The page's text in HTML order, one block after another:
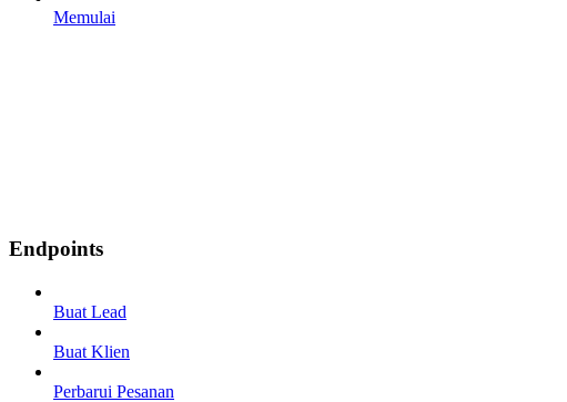
Memulai
Endpoints
Buat Lead
Buat Klien
Perbarui Pesanan